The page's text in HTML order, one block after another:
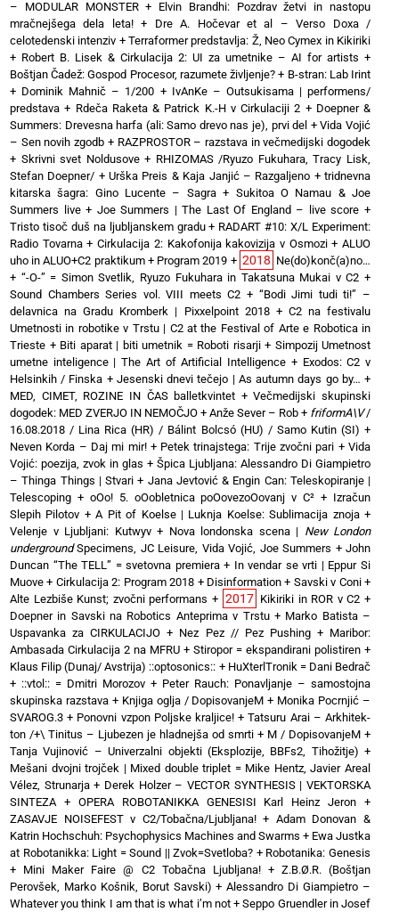
– MODULAR MONSTER+ Elvin Brandhi: Pozdrav žetvi in nastopu
mračnejšega dela leta!+ Dre A. Hočevar et al – Verso Doxa /
celotedenski intenziv +Terraformer predstavlja: Ž, Neo Cymex in Kikiriki
+ Robert B. Lisek & Cirkulacija 2: UI za umetnike – AI for artists +
Boštjan Čadež: Gospod Procesor, razumete življenje? + B-stran: Lab Irint
+ Dominik Mahnič – 1/200 + IvAnKe – Outsukisama | performens/
predstava + Rdeča Raketa & Patrick K.-H v Cirkulaciji 2 + Doepner &
Summers: Drevesna harfa (ali: Samo drevo nas je), prvi del +Vida Vojić
– Sen novih zgodb + RAZPROSTOR – razstava in večmedijski dogodek
+ Skrivni svet Noldusove+ RHIZOMAS /Ryuzo Fukuhara, Tracy Lisk,
Stefan Doepner/ +Urška Preis & Kaja Janjić – Razgaljeno +tridnevna
kitarska šagra: Gino Lucente – Sagra+ Sukitoa O Namau & Joe
Summers live+ Joe Summers | The Last Of England – live score +
Tristo tisoč duš na ljubljanskem gradu+ RADART #10: X/L Experiment:
Radio Tovarna+Cirkulacija 2: Kakofonija kakovizija v Osmozi+ALUO
uho in ALUO+C2 praktikum+ Program 2019 + 2018 Ne(do)konč(a)no…
+ “-O-” = Simon Svetlik, Ryuzo Fukuhara in Takatsuna Mukai v C2 +
Sound Chambers Series vol. VIII meets C2 + “Bodi Jimi tudi ti!” –
delavnica na Gradu Kromberk | Pixxelpoint 2018+ C2 na festivalu
Umetnosti in robotike v Trstu | C2 at the Festival of Arte e Robotica in
Trieste + Biti aparat | biti umetnik = Roboti risarji+ Simpozij Umetnost
umetne inteligence | The Art of Artificial Intelligence + Exodos: C2 v
Helsinkih / Finska + Jesenski dnevi tečejo | As autumn days go by… +
MED, CIMET, ROZINE IN ČAS balletkvintet +Večmedijski skupinski
dogodek: MED ZVERJO IN NEMOČJO + Anže Sever – Rob + friformA\V/
16.08.2018 / Lina Rica (HR) / Bálint Bolcsó (HU) / Samo Kutin (SI) +
Neven Korda – Daj mi mir!+ Petek trinajstega: Trije zvočni pari +Vida
Vojić: poezija, zvok in glas + Špica Ljubljana: Alessandro Di Giampietro
– Thinga Things | Stvari + Jana Jevtović & Engin Can: Teleskopiranje |
Telescoping + oOo! 5. oOobletnica poOovezoOovanj v C² + Izračun
Slepih Pilotov +A Pit of Koelse | Luknja Koelse: Sublimacija znoja+
Velenje v Ljubljani: Kutwyv+ Nova londonska scena | New London
undergroundSpecimens, JC Leisure, Vida Vojić, Joe Summers +John
Duncan “The TELL” = svetovna premiera+ In vendar se vrti | Eppur Si
Muove + Cirkulacija 2: Program 2018 + Disinformation + Savski v Coni+
Alte Lezbiše Kunst; zvočni performans + 2017 Kikiriki in ROR v C2 +
Doepner in Savski na Robotics Anteprima v Trstu+ Marko Batista –
Uspavanka za CIRKULACIJO + Nez Pez // Pez Pushing+ Maribor:
Ambasada Cirkulacija 2 na MFRU + Stiropor = ekspandirani polistiren +
Klaus Filip (Dunaj/ Avstrija) ::optosonics:: + HuXterlTronik = Dani Bedrač
+ ::vtol:: = Dmitri Morozov + Peter Rauch: Ponavljanje – samostojna
skupinska razstava+ Knjiga oglja / DopisovanjeM + Monika Pocrnjić –
SVAROG.3 + Ponovni vzpon Poljske kraljice! +Tatsuru Arai – Arkhitek-
ton /+\ Tinitus – Ljubezen je hladnejša od smrti + M / DopisovanjeM +
Tanja Vujinović – Univerzalni objekti (Eksplozije, BBFs2, Tihožitje) +
Mešani dvojni trojček | Mixed double triplet = Mike Hentz, Javier Areal
Vélez, Strunarja+ Derek Holzer – VECTOR SYNTHESIS | VEKTORSKA
SINTEZA + OPERA ROBOTANIKKA GENESISI Karl Heinz Jeron +
ZASAVJE NOISEFEST v C2/Tobačna/Ljubljana!+ Adam Donovan &
Katrin Hochschuh: Psychophysics Machines and Swarms + Ewa Justka
at Robotanikka: Light = Sound || Zvok=Svetloba? + Robotanika: Genesis
+ Mini Maker Faire @ C2 Tobačna Ljubljana!+ Z.B.Ø.R. (Boštjan
Perovšek, Marko Košnik, Borut Savski) +Alessandro Di Giampietro –
Whatever you think I am that is what i’m not+Seppo Gruendler in Josef